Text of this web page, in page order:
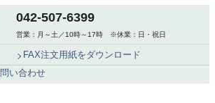
042-507-6399
営業：月～土／10時～17時 ※休業：日・祝日
FAX注文用紙をダウンロード
い合わせ